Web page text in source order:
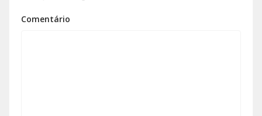
Comentário